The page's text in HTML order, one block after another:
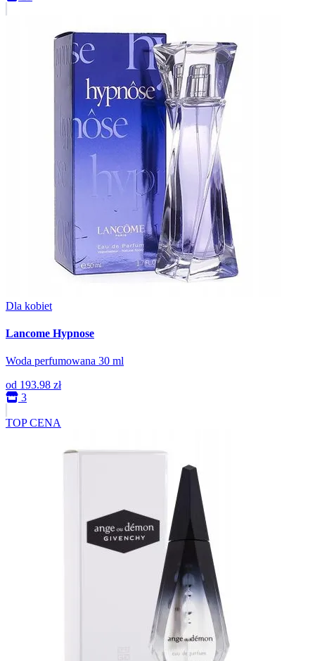
Dla kobiet
Lancome Hypnose
Woda perfumowana 30 ml
od 193.98 zł
3
TOP CENA